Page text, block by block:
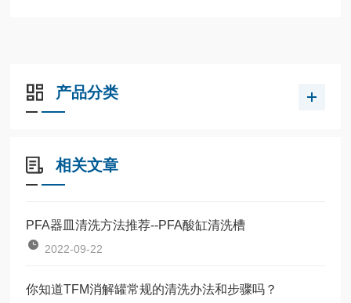
产品分类
相关文章
PFA器皿清洗方法推荐--PFA酸缸清洗槽
2022-09-22
你知道TFM消解罐常规的清洗办法和步骤吗？